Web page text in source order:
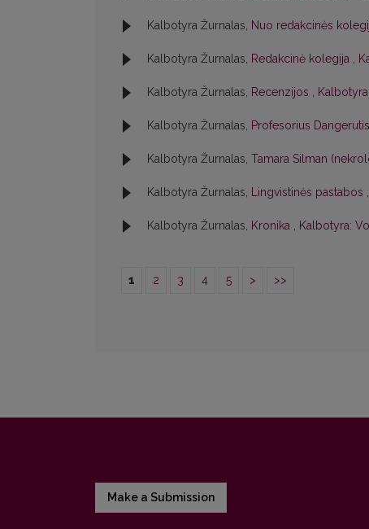
Kalbotyra Žurnalas, Nuo redakcinės
Kalbotyra Žurnalas, Redakcinė kolegija ,
Kalbotyra Žurnalas, Recenzijos ,
Kalbotyra Žurnalas, Profesorius
Kalbotyra Žurnalas, Tamara Silman
Kalbotyra Žurnalas, Lingvistinės pastabos ,
Kalbotyra Žurnalas, Kronika , Kalbotyra:
1 2 3 4 5 > >>
Make a Submission